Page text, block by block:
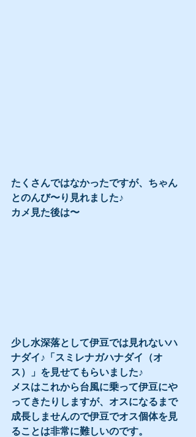
たくさんではなかったですが、ちゃん
とのんび〜り見れました♪
カメ見た後は〜
少し水深落として伊豆では見れないハ
ナダイ♪「スミレナガハナダイ（オ
ス）」を見せてもらいました♪
メスはこれから台風に乗って伊豆にや
ってきたりしますが、オスになるまで
成長しませんので伊豆でオス個体を見
ることは非常に難しいのです。